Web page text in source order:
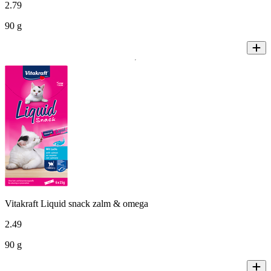
2.79
90 g
Vitakraft Liquid snack zalm & omega
2.49
90 g